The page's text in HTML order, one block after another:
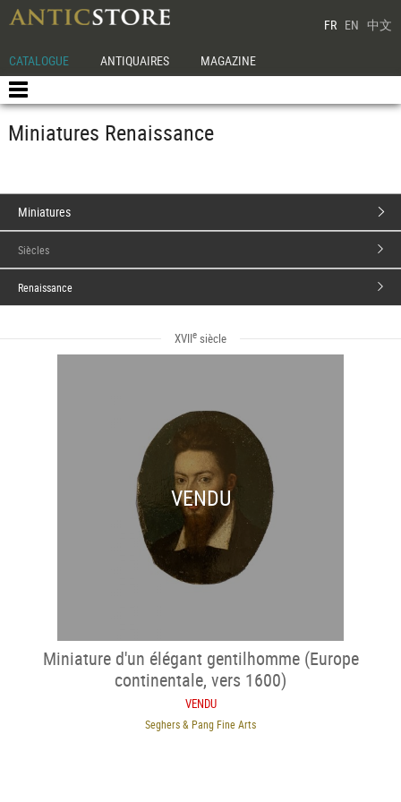
FR EN 中文
CATALOGUE ANTIQUAIRES MAGAZINE
Miniatures Renaissance
Miniatures
Siècles
Renaissance
XVIIe siècle
VENDU
Miniature d'un élégant gentilhomme (Europe
continentale, vers 1600)
VENDU
Seghers & Pang Fine Arts